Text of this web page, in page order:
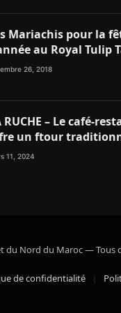
Mariachis pour la
au Royal Tulip
26, 2018
RUCHE – Le café-
un ftour
11, 2024
du Nord du Maroc — Tous
de confidentialité